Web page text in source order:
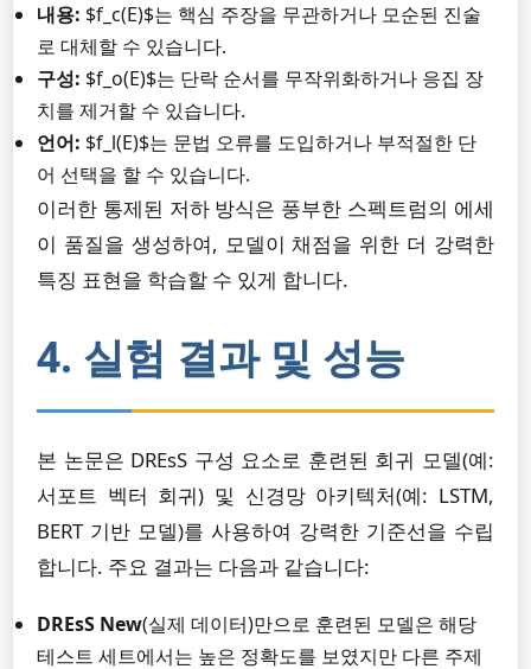
내용: $f_c(E)$는 핵심 주장을 무관하거나 모순된 진술
로 대체할 수 있습니다.
구성: $f_o(E)$는 단락 순서를 무작위화하거나 응집 장
치를 제거할 수 있습니다.
언어: $f_l(E)$는 문법 오류를 도입하거나 부적절한 단
어 선택을 할 수 있습니다.
이러한 통제된 저하 방식은 풍부한 스펙트럼의 에세
이 품질을 생성하여, 모델이 채점을 위한 더 강력한
특징 표현을 학습할 수 있게 합니다.
4. 실험 결과 및 성능
본 논문은 DREsS 구성 요소로 훈련된 회귀 모델(예:
서포트 벡터 회귀) 및 신경망 아키텍처(예: LSTM,
BERT 기반 모델)를 사용하여 강력한 기준선을 수립
합니다. 주요 결과는 다음과 같습니다:
DREsS New(실제 데이터)만으로 훈련된 모델은 해당
테스트 세트에서는 높은 정확도를 보였지만 다른 주제